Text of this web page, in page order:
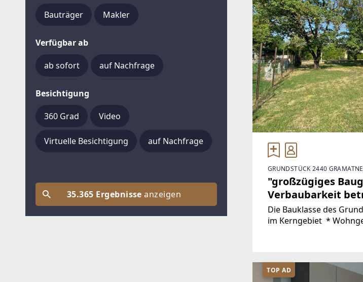
Bauträger Makler
Verfügbar ab
ab sofort auf Nachfrage
Besichtigung
360 Grad Video
Virtuelle Besichtigung auf Nachfrage
35.365 Ergebnisseanzeigen
GRUNDSTÜCK 2440
"großzügiges
Verbaubarkeit
Die Bauklasse des
im Kerngebiet * Wohngebäude: Es dürfen Wohngebäude errichtet werden, sofern sie sich
TOP AD